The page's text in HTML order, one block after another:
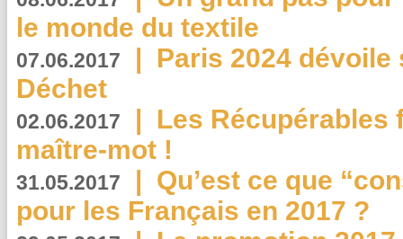
le monde du textile
07.06.2017 | Paris 2024
Déchet
02.06.2017 | Les Récupérables
maître-mot !
31.05.2017 | Qu’est ce que
pour les Français en 2017 ?